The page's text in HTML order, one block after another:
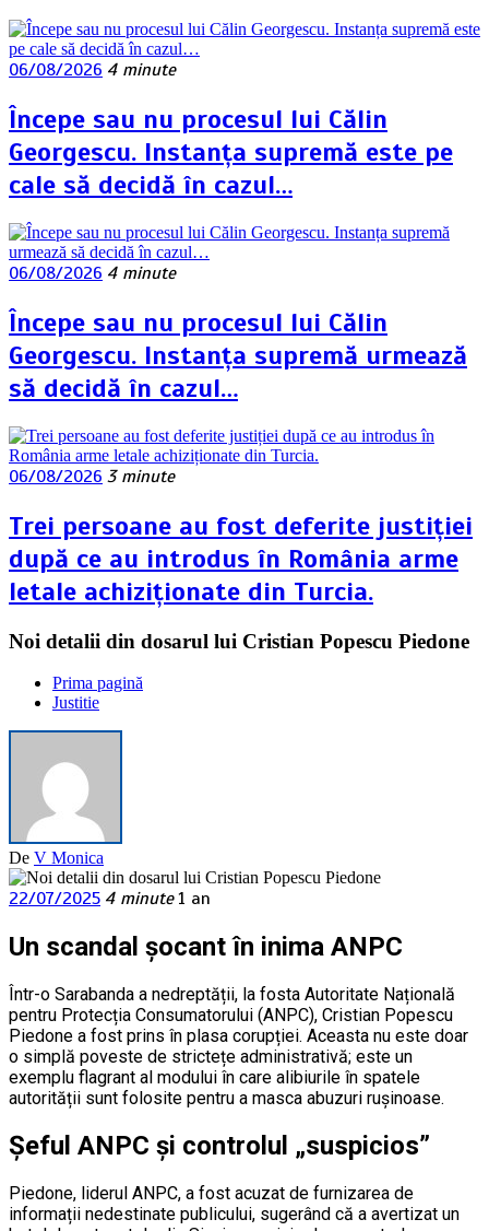
06/08/2026 4 minute
Începe sau nu procesul lui Călin
Georgescu. Instanța supremă este pe
cale să decidă în cazul…
06/08/2026 4 minute
Începe sau nu procesul lui Călin
Georgescu. Instanța supremă urmează
să decidă în cazul…
06/08/2026 3 minute
Trei persoane au fost deferite justiției
după ce au introdus în România arme
letale achiziționate din Turcia.
Noi detalii din dosarul lui Cristian Popescu Piedone
Prima pagină
Justitie
De V Monica
22/07/2025 4 minute 1 an
Un scandal șocant în inima ANPC
Într-o Sarabanda a nedreptății, la fosta Autoritate Națională
pentru Protecția Consumatorului (ANPC), Cristian Popescu
Piedone a fost prins în plasa corupției. Aceasta nu este doar
o simplă poveste de strictețe administrativă; este un
exemplu flagrant al modului în care alibiurile în spatele
autorității sunt folosite pentru a masca abuzuri rușinoase.
Șeful ANPC și controlul „suspicios”
Piedone, liderul ANPC, a fost acuzat de furnizarea de
informații nedestinate publicului, sugerând că a avertizat un